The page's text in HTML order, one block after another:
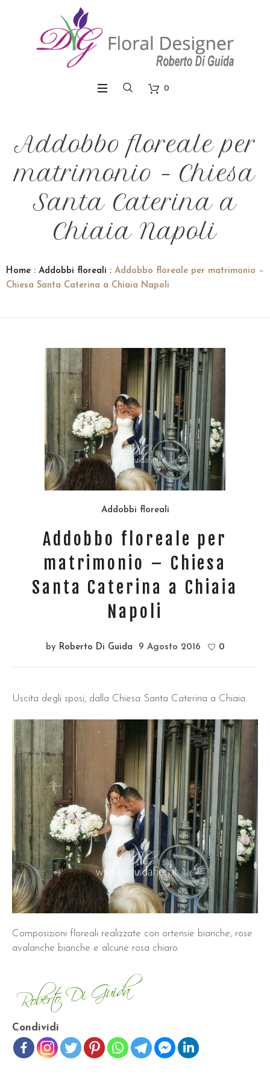
0
Addobbo floreale per
matrimonio – Chiesa
Santa Caterina a
Chiaia Napoli
Home : Addobbi floreali : Addobbo floreale per matrimonio –
Chiesa Santa Caterina a Chiaia Napoli
Addobbi floreali
Addobbo floreale per
matrimonio – Chiesa
Santa Caterina a Chiaia
Napoli
by Roberto Di Guida 9 Agosto 2016 0
Uscita degli sposi, dalla Chiesa Santa Caterina a Chiaia.
Composizioni floreali realizzate con ortensie bianche, rose
avalanche bianche e alcune rosa chiaro.
Condividi